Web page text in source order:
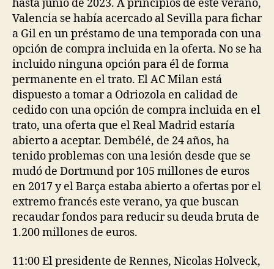
hasta junio de 2023. A principios de este verano,
Valencia se había acercado al Sevilla para fichar
a Gil en un préstamo de una temporada con una
opción de compra incluida en la oferta. No se ha
incluido ninguna opción para él de forma
permanente en el trato. El AC Milan está
dispuesto a tomar a Odriozola en calidad de
cedido con una opción de compra incluida en el
trato, una oferta que el Real Madrid estaría
abierto a aceptar. Dembélé, de 24 años, ha
tenido problemas con una lesión desde que se
mudó de Dortmund por 105 millones de euros
en 2017 y el Barça estaba abierto a ofertas por el
extremo francés este verano, ya que buscan
recaudar fondos para reducir su deuda bruta de
1.200 millones de euros.
11:00 El presidente de Rennes, Nicolas Holveck,